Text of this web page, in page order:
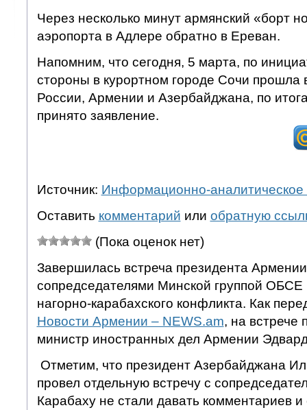
Через несколько минут армянский «борт
аэропорта в Адлере обратно в Ереван.
Напомним, что сегодня, 5 марта, по
стороны в курортном городе Сочи прошла
России, Армении и Азербайджана, по
принято заявление.
Источник: Информационно-аналитическое
Оставить комментарий или обратную
(Пока оценок нет)
Завершилась встреча президента
сопредседателями Минской группой ОБСЕ
нагорно-карабахского конфликта. Как
Новости Армении – NEWS.am, на встрече
министр иностранных дел Армении
Отметим, что президент Азербайджана
провел отдельную встречу с
Карабаху не стали давать комментариев